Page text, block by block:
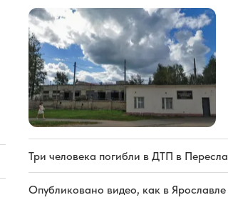
Три человека погибли в ДТП в
Опубликовано видео, как в